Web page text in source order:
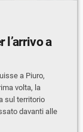
l’arrivo a
a Piuro,
volta, la
sul territorio
davanti alle